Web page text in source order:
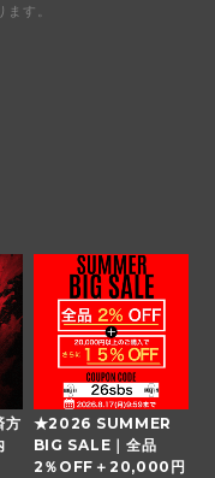
す。
方
★2026 SUMMER
BIG SALE｜全品
2％OFF＋20,000円